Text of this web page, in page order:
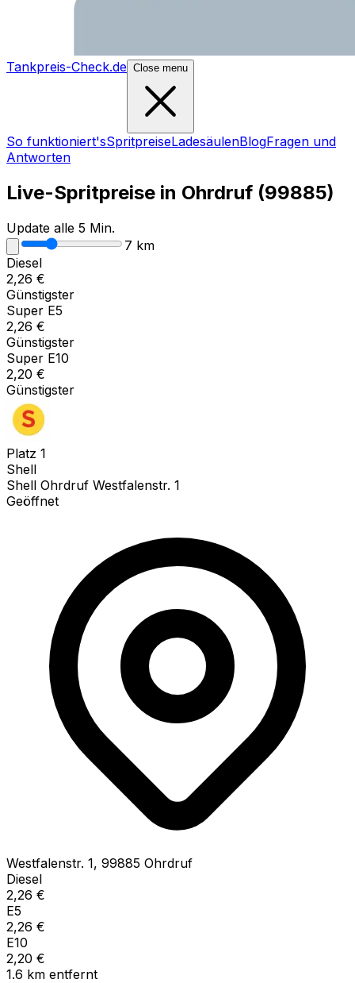
Tankpreis-Check.de Close menu
So funktioniert'sSpritpreiseLadesäulenBlogFragen und
Antworten
Live-Spritpreise in Ohrdruf (99885)
Update alle 5 Min.
7 km
Diesel
2,26 €
Günstigster
Super E5
2,26 €
Günstigster
Super E10
2,20 €
Günstigster
Platz 1
Shell
Shell Ohrdruf Westfalenstr. 1
Geöffnet
Westfalenstr. 1, 99885 Ohrdruf
Diesel
2,26 €
E5
2,26 €
E10
2,20 €
1.6 km entfernt